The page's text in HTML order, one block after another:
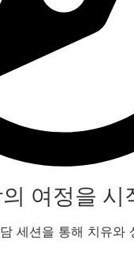
여정을 시
세션을 통해 치유와